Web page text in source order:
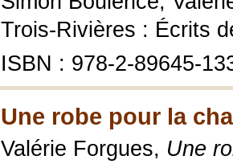
Trois-Rivières : Écrits
ISBN : 978-2-89645-
Une robe pour la
Valérie Forgues, Une